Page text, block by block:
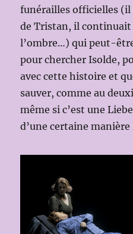
funérailles officielles (il
de Tristan, il continuait
l’ombre…) qui peut-
pour chercher Isolde,
avec cette histoire et
sauver, comme au
même si c’est une
d’une certaine